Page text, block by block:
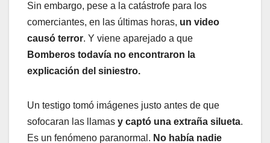
Sin embargo, pese a la catástrofe para los
comerciantes, en las últimas horas, un video
causó terror. Y viene aparejado a que
Bomberos todavía no encontraron la
explicación del siniestro.
Un testigo tomó imágenes justo antes de que
sofocaran las llamas y captó una extraña silueta.
Es un fenómeno paranormal. No había nadie